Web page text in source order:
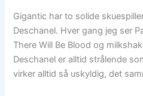
Gigantic har to solide
Deschanel. Hver gang jeg ser
There Will Be Blood og
Deschanel er alltid strålende
virker alltid så uskyldig, det